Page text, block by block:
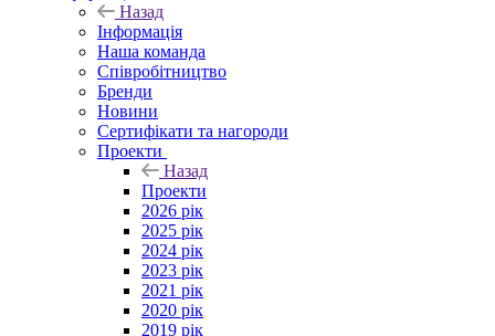
Назад
Інформація
Наша команда
Співробітництво
Бренди
Новини
Сертифікати та нагороди
Проекти
Назад
Проекти
2026 рік
2025 рік
2024 рік
2023 рік
2021 рік
2020 рік
2019 рік